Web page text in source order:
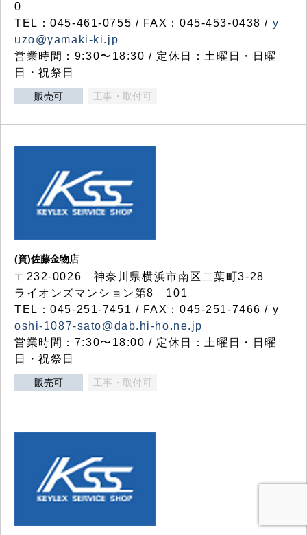
0
TEL：045-461-0755 / FAX：045-453-0438 / y
uzo@yamaki-ki.jp
営業時間：9:30〜18:30 / 定休日：土曜日・日曜
日・祝祭日
販売可 工事・取付可
(資)佐藤金物店
〒232-0026 神奈川県横浜市南区二葉町3-28
ライオンズマンション第8 101
TEL：045-251-7451 / FAX：045-251-7466 / y
oshi-1087-sato@dab.hi-ho.ne.jp
営業時間：7:30〜18:00 / 定休日：土曜日・日曜
日・祝祭日
販売可 工事・取付可